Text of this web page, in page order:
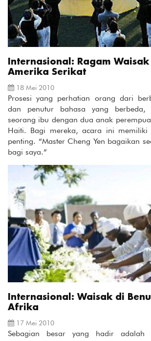
Internasional: Ragam
Amerika Serikat
18 Mei 2010
Prosesi yang perhatian orang dari
dan penutur bahasa yang berbeda,
seorang ibu dengan dua anak
Haiti. Bagi mereka, acara ini memiliki
penting. “Master Cheng Yen bagaikan
bagi saya.”
Internasional: Waisak di
Afrika
17 Mei 2010
Sebagian besar yang hadir adalah